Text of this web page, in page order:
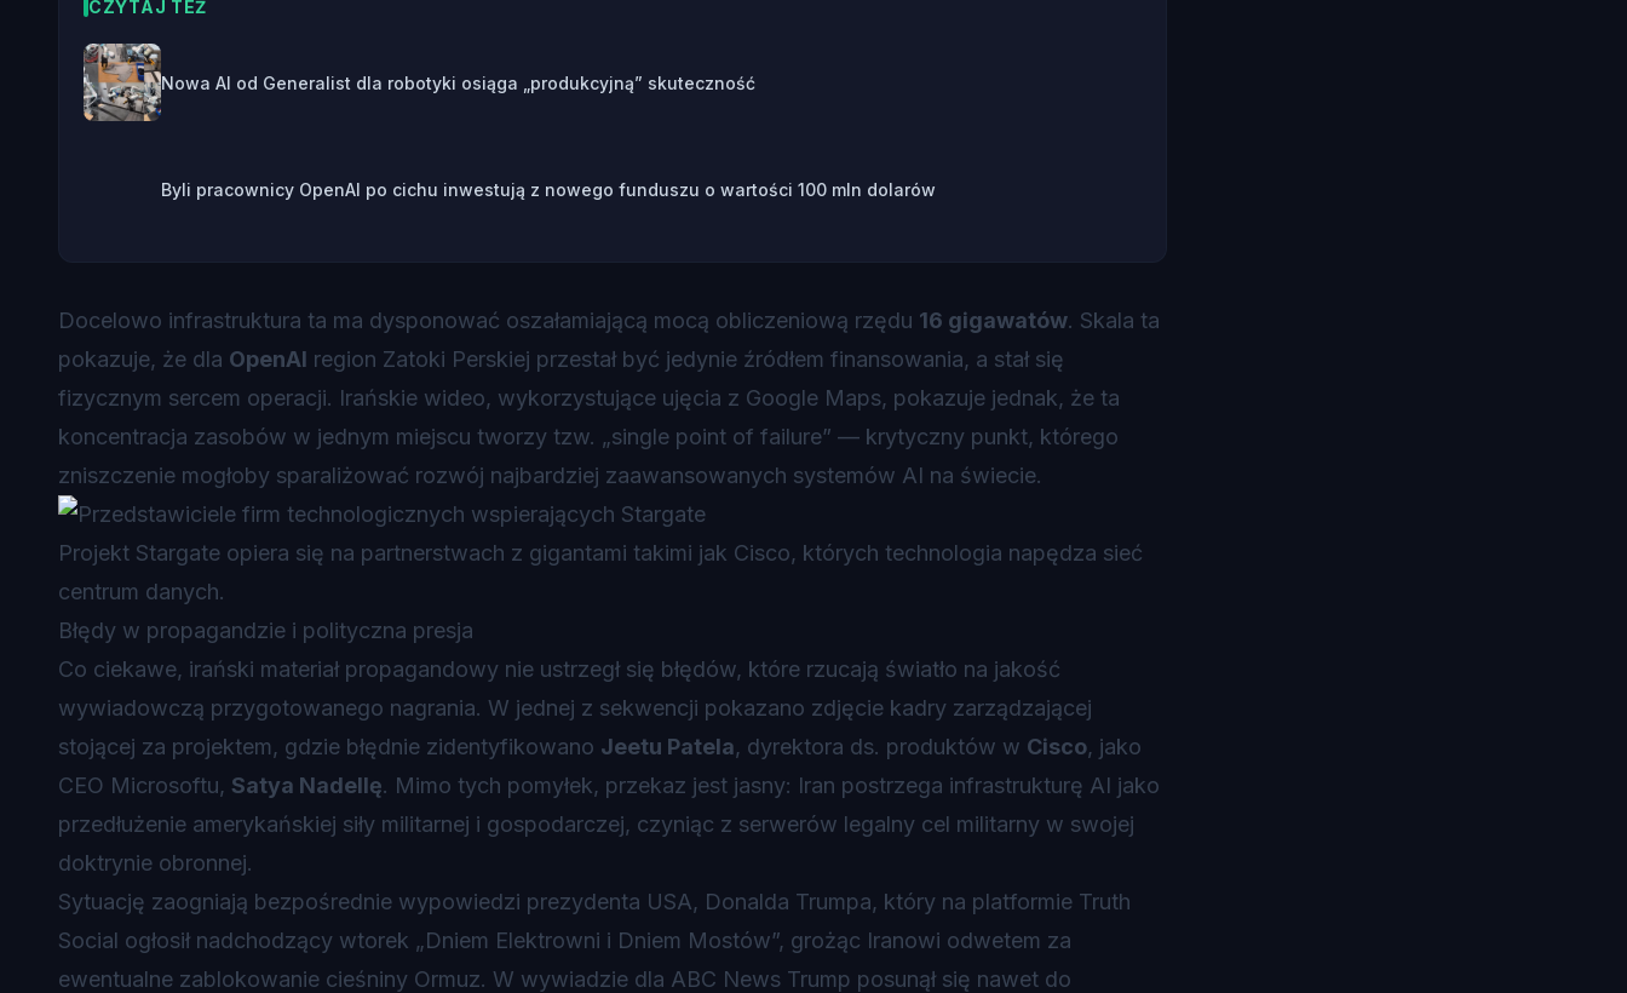
CZYTAJ TEŻ
Nowa AI od Generalist dla robotyki osiąga „produkcyjną” skuteczność
Byli pracownicy OpenAI po cichu inwestują z nowego funduszu o wartości 100 mln dolarów
Docelowo infrastruktura ta ma dysponować oszałamiającą mocą obliczeniową rzędu 16 gigawatów. Skala ta
pokazuje, że dla OpenAI region Zatoki Perskiej przestał być jedynie źródłem finansowania, a stał się
fizycznym sercem operacji. Irańskie wideo, wykorzystujące ujęcia z Google Maps, pokazuje jednak, że ta
koncentracja zasobów w jednym miejscu tworzy tzw. „single point of failure” — krytyczny punkt, którego
zniszczenie mogłoby sparaliżować rozwój najbardziej zaawansowanych systemów AI na świecie.
Projekt Stargate opiera się na partnerstwach z gigantami takimi jak Cisco, których technologia napędza sieć
centrum danych.
Błędy w propagandzie i polityczna presja
Co ciekawe, irański materiał propagandowy nie ustrzegł się błędów, które rzucają światło na jakość
wywiadowczą przygotowanego nagrania. W jednej z sekwencji pokazano zdjęcie kadry zarządzającej
stojącej za projektem, gdzie błędnie zidentyfikowano Jeetu Patela, dyrektora ds. produktów w Cisco, jako
CEO Microsoftu, Satya Nadellę. Mimo tych pomyłek, przekaz jest jasny: Iran postrzega infrastrukturę AI jako
przedłużenie amerykańskiej siły militarnej i gospodarczej, czyniąc z serwerów legalny cel militarny w swojej
doktrynie obronnej.
Sytuację zaogniają bezpośrednie wypowiedzi prezydenta USA, Donalda Trumpa, który na platformie Truth
Social ogłosił nadchodzący wtorek „Dniem Elektrowni i Dniem Mostów”, grożąc Iranowi odwetem za
ewentualne zablokowanie cieśniny Ormuz. W wywiadzie dla ABC News Trump posunął się nawet do